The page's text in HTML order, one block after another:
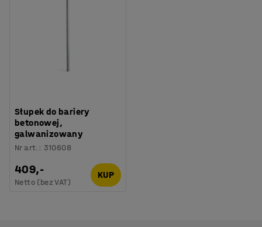
Słupek do bariery
betonowej,
galwanizowany
Nr art. : 310608
409,-
Netto (bez VAT)
KUP